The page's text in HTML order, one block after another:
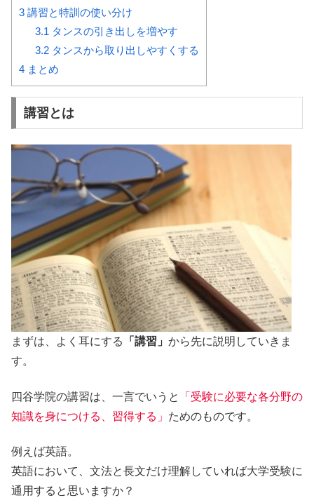
3 講習と特訓の使い分け
3.1 タンスの引き出しを増やす
3.2タンスから取り出しやすくする
4 まとめ
講習とは
まずは、よく耳にする 「講習」 から先に説明していきま
す。
四谷学院の講習は、一言でいうと
「受験に必要な各分野の
知識を身につける、習得する」 ためのものです。
例えば英語。
英語において、文法と長文だけ理解していれば大学受験に
通用すると思いますか？